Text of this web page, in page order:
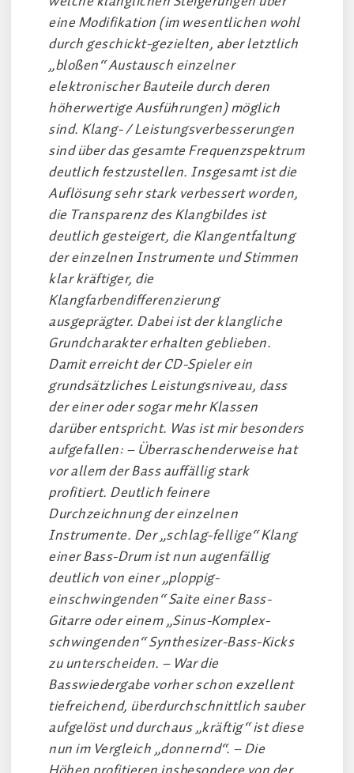
eine Modifikation (im wesentlichen wohl
durch geschickt-gezielten, aber letztlich
„bloßen“ Austausch einzelner
elektronischer Bauteile durch deren
höherwertige Ausführungen) möglich
sind. Klang- / Leistungsverbesserungen
sind über das gesamte Frequenzspektrum
deutlich festzustellen. Insgesamt ist die
Auflösung sehr stark verbessert worden,
die Transparenz des Klangbildes ist
deutlich gesteigert, die Klangentfaltung
der einzelnen Instrumente und Stimmen
klar kräftiger, die
Klangfarbendifferenzierung
ausgeprägter. Dabei ist der klangliche
Grundcharakter erhalten geblieben.
Damit erreicht der CD-Spieler ein
grundsätzliches Leistungsniveau, dass
der einer oder sogar mehr Klassen
darüber entspricht. Was ist mir besonders
aufgefallen: – Überraschenderweise hat
vor allem der Bass auffällig stark
profitiert. Deutlich feinere
Durchzeichnung der einzelnen
Instrumente. Der „schlag-fellige“ Klang
einer Bass-Drum ist nun augenfällig
deutlich von einer „ploppig-
einschwingenden“ Saite einer Bass-
Gitarre oder einem „Sinus-Komplex-
schwingenden“ Synthesizer-Bass-Kicks
zu unterscheiden. – War die
Basswiedergabe vorher schon exzellent
tiefreichend, überdurchschnittlich sauber
aufgelöst und durchaus „kräftig“ ist diese
nun im Vergleich „donnernd“. – Die